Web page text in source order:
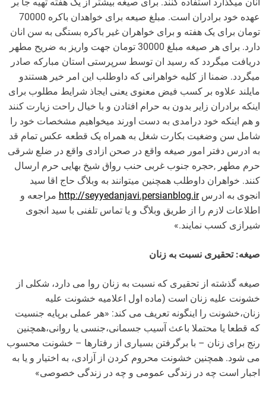
عهده خود برادران است. مبلغ صیعه برای خواهدان باکره 70000
تومان برای یک هفته و برای خواهران غیر باکره بستگی به سن انان
دارد. برای هر صیغه مبلغ 30000 تومان جهت واریز به ضریح مطهر
دریافت میگردد که رسید ان توسط سرپرستی استان مبارکه صادر
میگردد. ضمنا از کلیه خواهرانی که داوطلب این امر خیر هستندو
مایلند علاوه بر کسب فیض معنوی یعنی ایجاذ شرایط مطلوب برای
اینکه برادران زایر بدون به حرام افتادن و با خیال راحت زیارت کنند
و هم اینکه خود درامدی به دست اورند میخواهیم مشخصات خود را
شامل سن وضغیت بکارت شغل به همراه یک قطعه عکس تمام قد
به ادرس دفتر امور صیغه واقع در صحن ازادی واقع در ضلع شرقی
حرم مطهر ,حجره جنوب غربی حنب رواق شیخ بهایی حرم ارسال
کنند. خواهران داوطلب همچنین میتوانند به وبلاگ حاج اقا سید
انجوی به ادرسhttp://seyyedanjavi.persianblog.ir مراجعه و
اطلاعات لازم را از طریق وبلاگ و یا تماس تلفنی با سید انجوی
شیرازی کسب نمایند.»
صیغه: تحقیری نسبت به زنان
صیغه گذشته از تحقیری که نسبت به زنان روا می دارد، شکلی از
خشونت علیه زنان است (ماده اول اعلامیه خشونت علیه
زنان،خشونت را اینگونه تعریف می کند: «هر عملی برپایه جنسیت
که قطعا یا محتملا باعث آسیب جسمانی،جنسی یا روانی،همچنین
رنج برای زنان – با برگرفتن بسیاری از رفتارها – خشونت محسوب
می شود. همچنین خشونت محروم کردن از آزادی، به اختیار و یا به
اجبار است چه در زندگی عمومی و چه در زندگی خصوصی»